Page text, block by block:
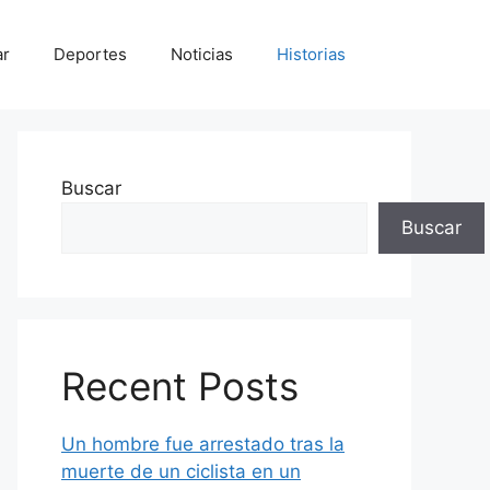
Deportes Noticias Historias
Buscar
Buscar
Recent Posts
Un hombre fue arrestado tras la
muerte de un ciclista en un